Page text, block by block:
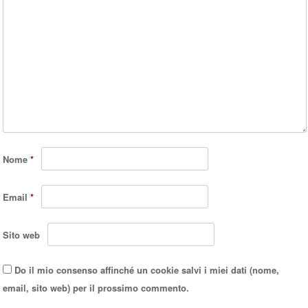
Nome*
Email*
Sito web
Do il mio consenso affinché un cookie salvi i miei dati (nome,
email, sito web) per il prossimo commento.